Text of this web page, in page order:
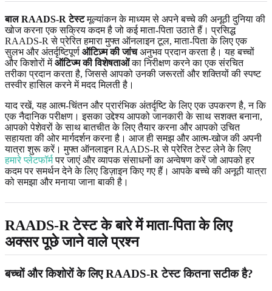
बाल RAADS-R टेस्टमूल्यांकन के माध्यम से अपने बच्चे की अनूठी दुनिया की
खोज करना एक सक्रिय कदम है जो कई माता-पिता उठाते हैं। प्रसिद्ध
RAADS-R से प्रेरित हमारा मुफ्त ऑनलाइन टूल, माता-पिता के लिए एक
सुलभ और अंतर्दृष्टिपूर्ण ऑटिज़्म की जांचअनुभव प्रदान करता है। यह बच्चों
और किशोरों मेंऑटिज्म की विशेषताओंका निरीक्षण करने का एक संरचित
तरीका प्रदान करता है, जिससे आपको उनकी जरूरतों और शक्तियों की स्पष्ट
तस्वीर हासिल करने में मदद मिलती है।
याद रखें, यह आत्म-चिंतन और प्रारंभिक अंतर्दृष्टि के लिए एक उपकरण है, न कि
एक नैदानिक ​​परीक्षण। इसका उद्देश्य आपको जानकारी के साथ सशक्त बनाना,
आपको पेशेवरों के साथ बातचीत के लिए तैयार करना और आपको उचित
सहायता की ओर मार्गदर्शन करना है। आज ही समझ और आत्म-खोज की अपनी
यात्रा शुरू करें। मुफ्त ऑनलाइन RAADS-R से प्रेरित टेस्ट लेने के लिए
हमारे प्लेटफॉर्मपर जाएं और व्यापक संसाधनों का अन्वेषण करें जो आपको हर
कदम पर समर्थन देने के लिए डिज़ाइन किए गए हैं। आपके बच्चे की अनूठी यात्रा
को समझा और मनाया जाना बाकी है।
RAADS-R टेस्ट के बारे में माता-पिता के लिए
अक्सर पूछे जाने वाले प्रश्न
बच्चों और किशोरों के लिए RAADS-R टेस्ट कितना सटीक है?